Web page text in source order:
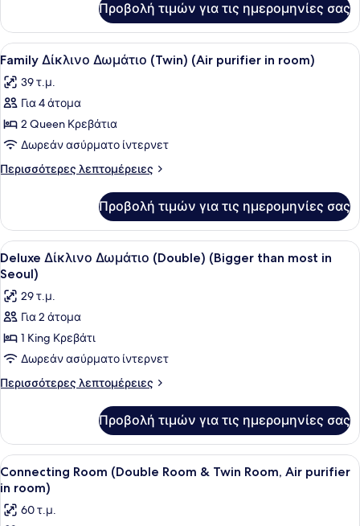
(Bigger
than
most
in
Seoul)
Δίκλινο
Δωμάτιο
(Twin)
(Bigger
than
most
Seoul)
Προβολή τιμών για τις ημερομηνίες σας
Προβολή
όλων
των
φωτογραφιών
για
Family
Δίκλινο
Δωμάτιο
(Air
purifier
in
room)
Ένα σύγχρονο δωμάτιο
5
Family Δίκλινο Δωμάτιο (Twin) (Air purifier in room)
39 τ.μ.
Για 4 άτομα
2 Queen Κρεβάτια
Δωρεάν ασύρματο ίντερνετ
Περισσότερες λεπτομέρειες
Περισσότερες
Δίκλινο
Δωμάτιο
(Twin)
(Air
purifier
in
room)
Προβολή τιμών για τις ημερομηνίες σας
Προβολή
όλων
των
φωτογραφιών
για
Deluxe
Δίκλινο
Δωμάτιο
than
most
in
Seoul)
Ένα σύγχρονο δωμάτιο
4
Deluxe Δίκλινο Δωμάτιο (Double) (Bigger than most in
Seoul)
29 τ.μ.
Για 2 άτομα
1 King Κρεβάτι
Δωρεάν ασύρματο ίντερνετ
Περισσότερες λεπτομέρειες
Περισσότερες
Δίκλινο
Δωμάτιο
(Double)
(Bigger
most
Προβολή τιμών για τις ημερομηνίες σας
Προβολή
όλων
των
φωτογραφιών
Ένα σύγχρονο δωμάτιο
5
Connecting Room (Double Room & Twin Room, Air purifier
in room)
60 τ.μ.